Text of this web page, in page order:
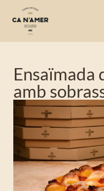
Ensaïmada
amb